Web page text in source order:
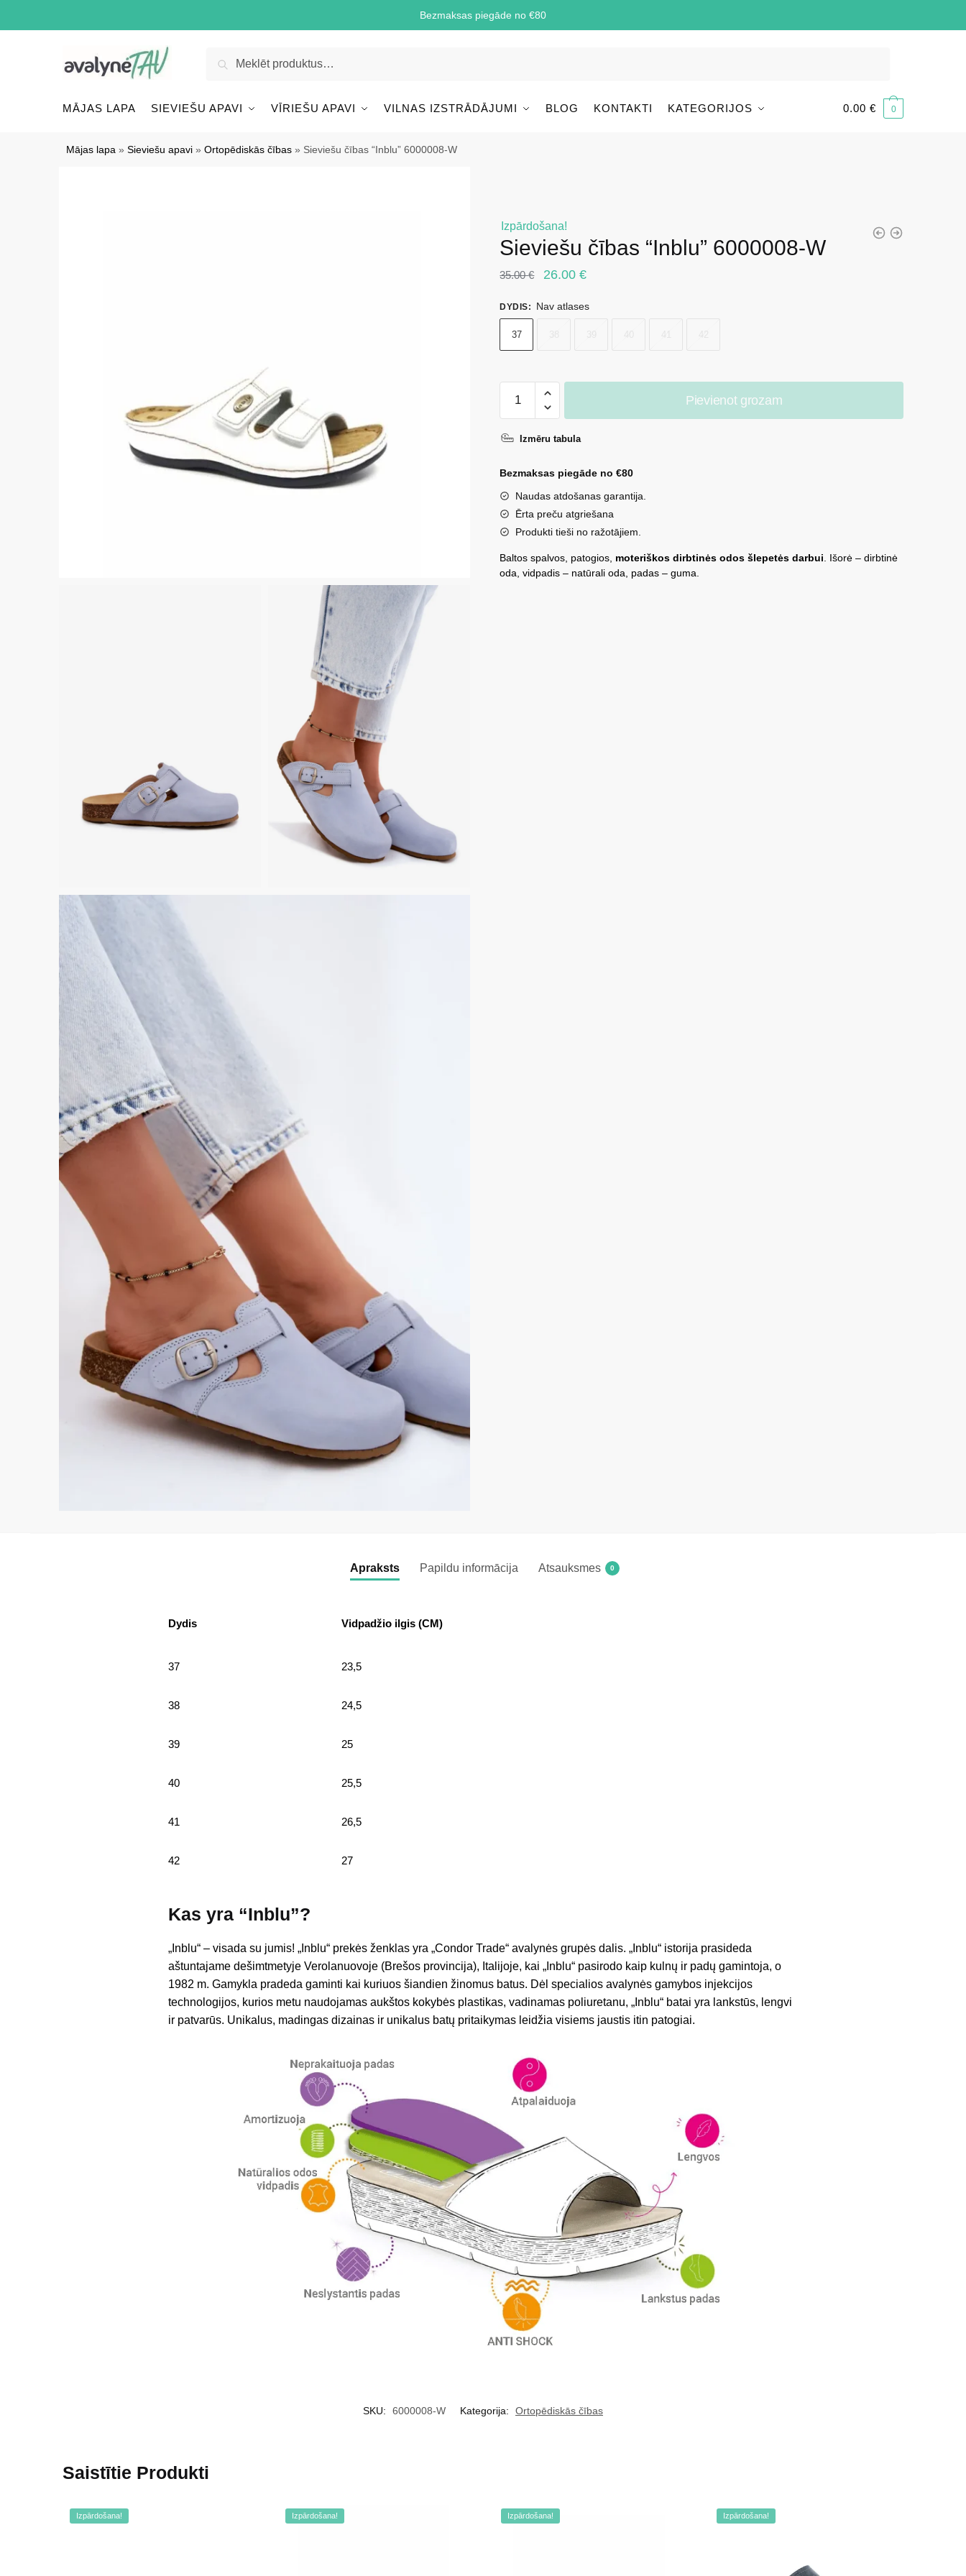
Bezmaksas piegāde no €80
Meklēt
MĀJAS LAPA SIEVIEŠU APAVI VĪRIEŠU APAVI VILNAS IZSTRĀDĀJUMI BLOG KONTAKTI KATEGORIJOS 0.00 € 0
Mājas lapa »Sieviešu apavi »Ortopēdiskās čības » Sieviešu čības “Inblu” 6000008-W
Izpārdošana!
Sieviešu čības “Inblu” 6000008-W
35.00€
Original
26.00€Current
DYDIS: Nav atlases
37
čības
6000008-
daudzums
Pievienot grozam
Izmēru tabula
Bezmaksas piegāde no €80
Naudas atdošanas garantija.
Ērta preču atgriešana
Produkti tieši no ražotājiem.
Baltos spalvos, patogios, moteriškos dirbtinės odos šlepetės darbui . Išorė – dirbtinė
oda, vidpadis – natūrali oda, padas – guma.
Apraksts Papildu informācija Atsauksmes 0
Dydis Vidpadžio ilgis (CM)
37 23,5
38 24,5
39 25
40 25,5
41 26,5
42 27
Kas yra “Inblu”?
„Inblu“ – visada su jumis! „Inblu“ prekės ženklas yra „Condor Trade“ avalynės grupės dalis. „Inblu“ istorija prasideda
aštuntajame dešimtmetyje Verolanuovoje (Brešos provincija), Italijoje, kai „Inblu“ pasirodo kaip kulnų ir padų gamintoja, o
1982 m. Gamykla pradeda gaminti kai kuriuos šiandien žinomus batus. Dėl specialios avalynės gamybos injekcijos
technologijos, kurios metu naudojamas aukštos kokybės plastikas, vadinamas poliuretanu, „Inblu“ batai yra lankstūs, lengvi
ir patvarūs. Unikalus, madingas dizainas ir unikalus batų pritaikymas leidžia visiems jaustis itin patogiai.
SKU: 6000008-W Kategorija: Ortopēdiskās čības
Saistītie Produkti
Izpārdošana! Izpārdošana! Izpārdošana! Izpārdošana!